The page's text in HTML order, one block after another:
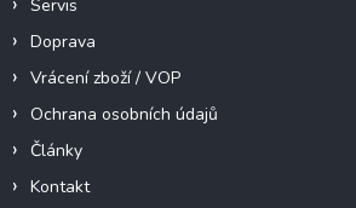
Servis
Doprava
Vrácení zboží / VOP
Ochrana osobních údajů
Články
Kontakt